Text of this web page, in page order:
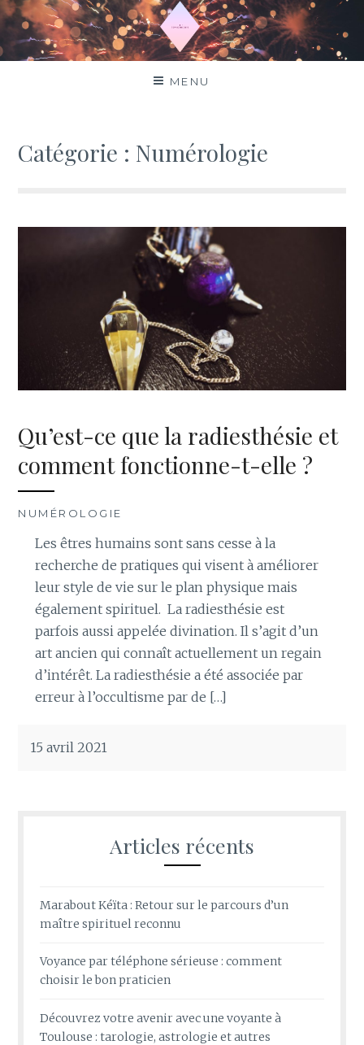
Aller
au
contenu
Top horoscope
MENU
Catégorie : Numérologie
Qu’est-ce que la radiesthésie et
comment fonctionne-t-elle ?
NUMÉROLOGIE
Les êtres humains sont sans cesse à la
recherche de pratiques qui visent à améliorer
leur style de vie sur le plan physique mais
également spirituel. La radiesthésie est
parfois aussi appelée divination. Il s’agit d’un
art ancien qui connaît actuellement un regain
d’intérêt. La radiesthésie a été associée par
erreur à l’occultisme par de […]
15 avril 2021
Articles récents
Marabout Kéïta : Retour sur le parcours d’un
maître spirituel reconnu
Voyance par téléphone sérieuse : comment
choisir le bon praticien
Découvrez votre avenir avec une voyante à
Toulouse : tarologie, astrologie et autres